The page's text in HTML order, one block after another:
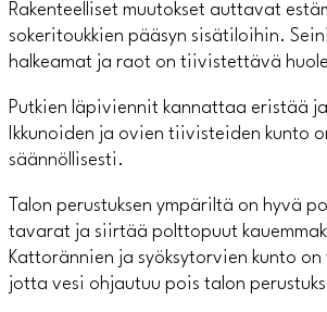
Rakenteelliset muutokset auttavat
sokeritoukkien pääsyn sisätiloihin.
halkeamat ja raot on tiivistettävä
Putkien läpiviennit kannattaa eristää
Ikkunoiden ja ovien tiivisteiden kunto
säännöllisesti.
Talon perustuksen ympäriltä on hyvä
tavarat ja siirtää polttopuut
Kattorännien ja syöksytorvien kunto
jotta vesi ohjautuu pois talon